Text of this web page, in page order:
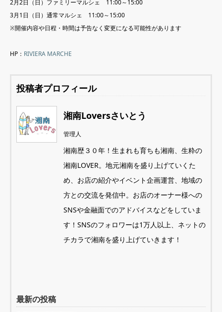
2月2日（日）ファミリーマルシェ 11:00～15:00
3月1日（日）通常マルシェ 11:00～15:00
※開催内容や日程・時間は予告なく変更になる可能性があります
HP： RIVIERA MARCHE
投稿者プロフィール
湘南Loversさいとう
管理人
湘南歴３０年！生まれも育ちも湘南、生粋の
湘南LOVER。地元湘南を盛り上げていくた
め、お店の紹介やイベント企画運営、地域の
方との交流を発信中。お店のオーナー様への
SNSや金融面でのアドバイスなどをしていま
す！SNSのフォロワーは1万人以上、ネットの
チカラで湘南を盛り上げていきます！
最新の投稿